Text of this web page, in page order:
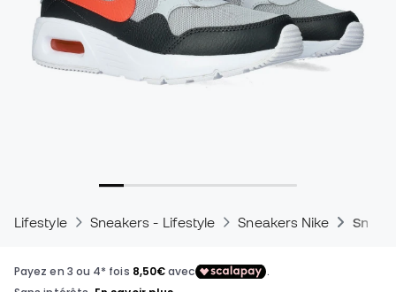
Lifestyle Sneakers - Lifestyle Sneakers Nike